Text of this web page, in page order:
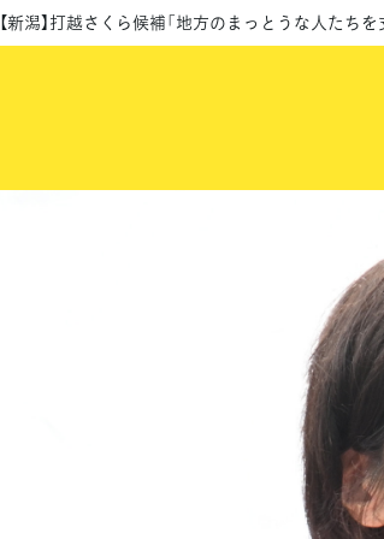
【新潟】打越さくら候補「地方のまっとうな人たち